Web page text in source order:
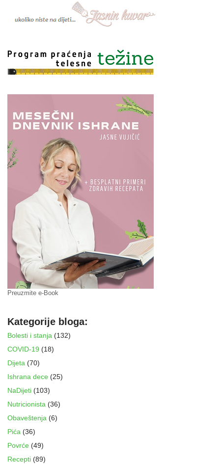
Preuzmite e-Book
Kategorije bloga:
Bolesti i stanja (132)
COVID-19 (18)
Dijeta (70)
Ishrana dece (25)
NaDijeti (103)
Nutricionista (36)
Obaveštenja (6)
Pića (36)
Povrće (49)
Recepti (89)